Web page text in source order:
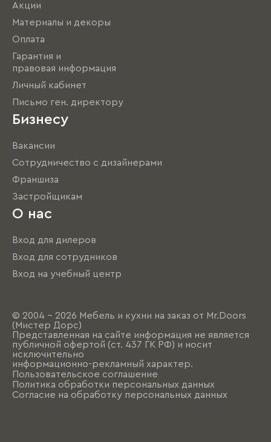
Акции
Материалы и декоры
Оплата
Гарантия и
правовая информация
Личный кабинет
Письмо ген. директору
Бизнесу
Вакансии
Сотрудничество с дизайнерами
Франшиза
Застройщикам
О нас
Вход для дилеров
Вход для сотрудников
Вход на учебный центр
© 2004 - 2026 Мебель и кухни на заказ от Mr.Doors
(Мистер Дорс)
Представленная на сайте информация не является
публичной офертой (ст. 437 ГК РФ) и носит
исключительно
информационно-рекламный характер.
Пользовательское соглашение
Политика обработки персональных данных
Согласие на обработку персональных данных